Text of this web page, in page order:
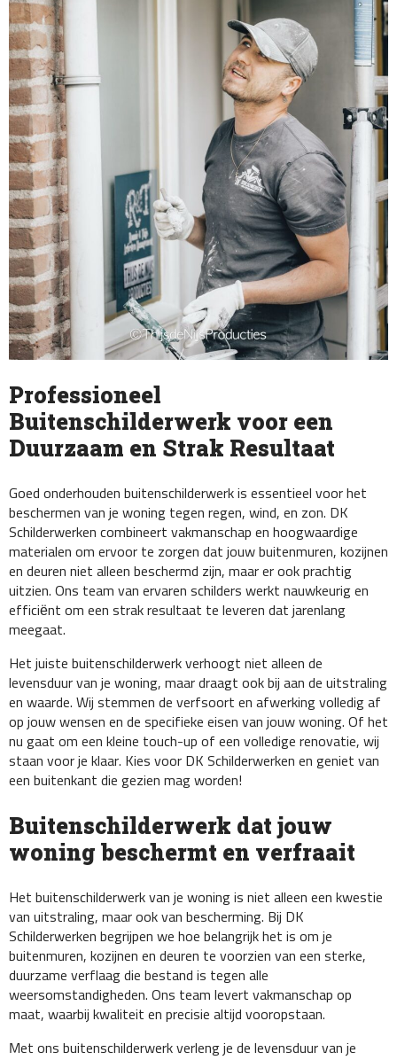
Professioneel
Buitenschilderwerk voor een
Duurzaam en Strak Resultaat
Goed onderhouden buitenschilderwerk is essentieel voor het
beschermen van je woning tegen regen, wind, en zon. DK
Schilderwerken combineert vakmanschap en hoogwaardige
materialen om ervoor te zorgen dat jouw buitenmuren, kozijnen
en deuren niet alleen beschermd zijn, maar er ook prachtig
uitzien. Ons team van ervaren schilders werkt nauwkeurig en
efficiënt om een strak resultaat te leveren dat jarenlang
meegaat.
Het juiste buitenschilderwerk verhoogt niet alleen de
levensduur van je woning, maar draagt ook bij aan de uitstraling
en waarde. Wij stemmen de verfsoort en afwerking volledig af
op jouw wensen en de specifieke eisen van jouw woning. Of het
nu gaat om een kleine touch-up of een volledige renovatie, wij
staan voor je klaar. Kies voor DK Schilderwerken en geniet van
een buitenkant die gezien mag worden!
Buitenschilderwerk dat jouw
woning beschermt en verfraait
Het buitenschilderwerk van je woning is niet alleen een kwestie
van uitstraling, maar ook van bescherming. Bij DK
Schilderwerken begrijpen we hoe belangrijk het is om je
buitenmuren, kozijnen en deuren te voorzien van een sterke,
duurzame verflaag die bestand is tegen alle
weersomstandigheden. Ons team levert vakmanschap op
maat, waarbij kwaliteit en precisie altijd vooropstaan.
Met ons buitenschilderwerk verleng je de levensduur van je